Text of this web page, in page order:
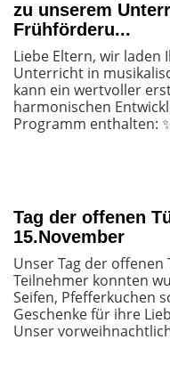
zu unserem
Frühförderu...
Liebe Eltern, wir laden
Unterricht in
kann ein wertvoller
harmonischen
Programm enthalten:
Tag der offenen
15.November
Unser Tag der offenen
Teilnehmer konnten
Seifen, Pfefferkuchen
Geschenke für ihre
Unser